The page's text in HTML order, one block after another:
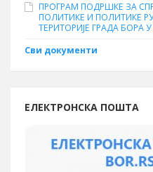
ПРОГРАМ ПОДРШКЕ ЗА
ПОЛИТИКЕ И ПОЛИТИКЕ
ТЕРИТОРИЈЕ ГРАДА БОРА
Сви документи
ЕЛЕКТРОНСКА ПОШТА